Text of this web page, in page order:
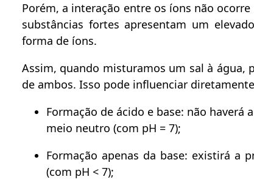
Porém, a interação entre os íons não
substâncias fortes apresentam um
forma de íons.
Assim, quando misturamos um sal à água,
de ambos. Isso pode influenciar
Formação de ácido e base: não
meio neutro (com pH = 7);
Formação apenas da base: existirá a
(com pH < 7);